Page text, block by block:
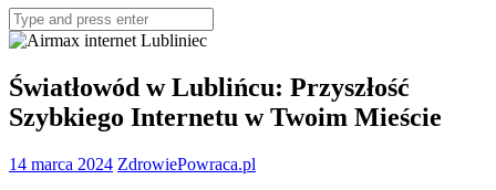
Search
for:
Światłowód w Lublińcu: Przyszłość
Szybkiego Internetu w Twoim Mieście
14 marca 2024 ZdrowiePowraca.pl